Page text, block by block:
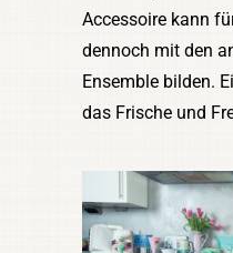
Accessoire kann
dennoch mit den
Ensemble bilden.
das Frische und